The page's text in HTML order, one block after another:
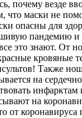
почему везде
что маски не
опасны для
пандемию и
это знают. От
кровяные
Также
на
на
от